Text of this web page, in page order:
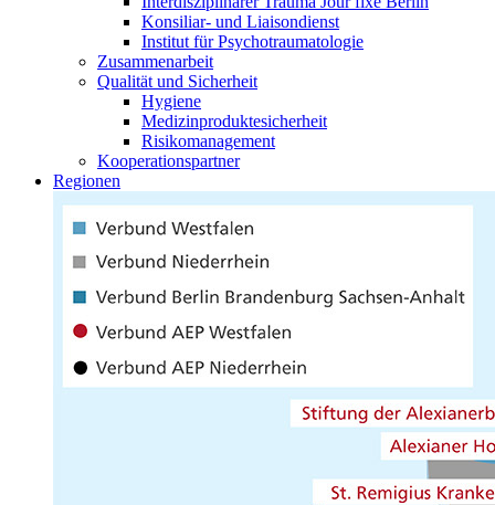
Konsiliar- und Liaisondienst
Institut für Psychotraumatologie
Zusammenarbeit
Qualität und Sicherheit
Hygiene
Medizinproduktesicherheit
Risikomanagement
Kooperationspartner
Regionen